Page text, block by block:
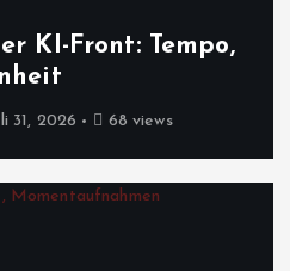
KI-Front: Tempo,
31, 2026 68 views